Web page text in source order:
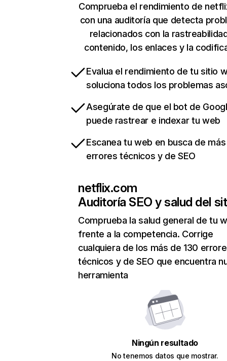
Comprueba el rendimiento de
con una auditoría que detecta
relacionados con la
contenido, los enlaces y la
Evalua el rendimiento de tu sitio
soluciona todos los problemas
Asegúrate de que el bot de
puede rastrear e indexar tu web
Escanea tu web en busca de
errores técnicos y de SEO
netflix.com
Auditoría SEO y salud del
Comprueba la salud general de tu
frente a la competencia. Corrige
cualquiera de los más de 130
técnicos y de SEO que encuentra
herramienta
Ningún resultado
No tenemos datos que mostrar.